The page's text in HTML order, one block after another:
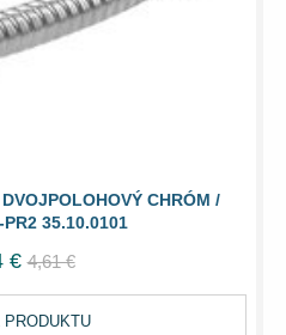
CHRÓM /
PR2 35.10.0101
€ 4,61 €
PRODUKTU